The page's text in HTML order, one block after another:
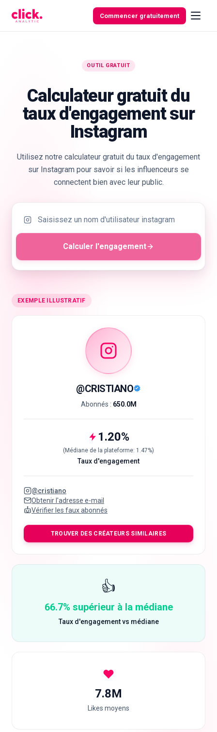
Commencer gratuitement
Outils
gratuits
🇫🇷FR
OUTIL GRATUIT
Calculateur gratuit du
taux d'engagement sur
Instagram
Utilisez notre calculateur gratuit du taux d'engagement
sur Instagram pour savoir si les influenceurs se
connectent bien avec leur public.
Calculer l'engagement
EXEMPLE ILLUSTRATIF
@CRISTIANO
Abonnés : 650.0M
1.20%
( Médiane de la plateforme: 1.47%)
Taux d'engagement
@cristiano
Obtenir l'adresse e-mail
Vérifier les faux abonnés
TROUVER DES CRÉATEURS SIMILAIRES
👍
66.7% supérieur à la médiane
Taux d'engagement vs médiane
7.8M
Likes moyens